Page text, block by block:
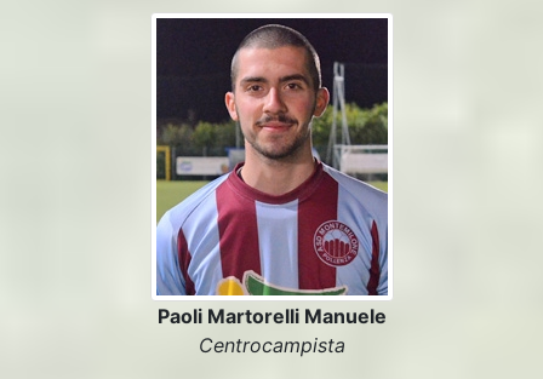
Paoli Martorelli Manuele
Centrocampista